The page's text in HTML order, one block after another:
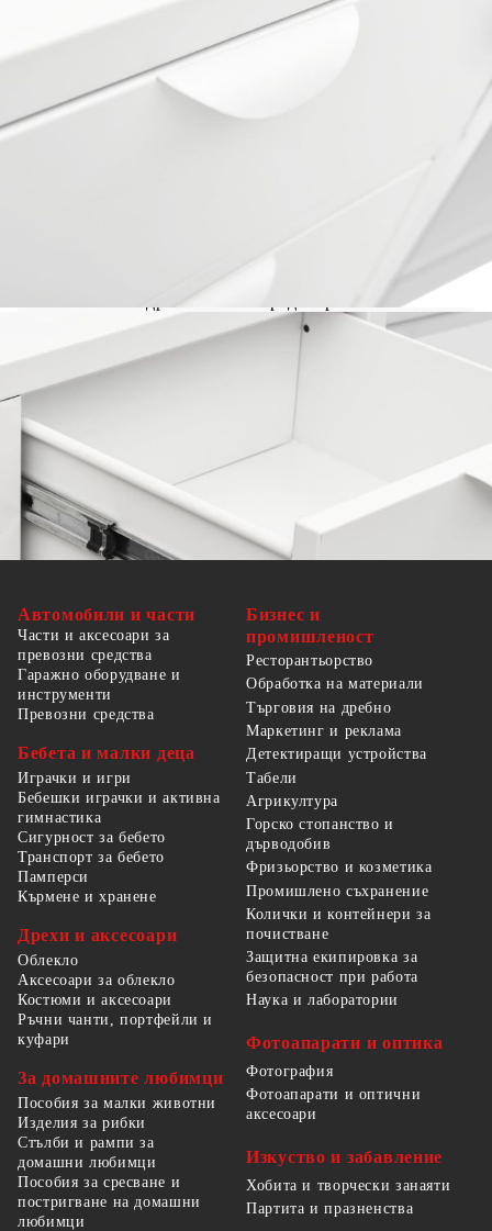
С повдигащи крачета на дъното
Товароносимост на рафт: 15 кг
Товароносимост на чекмедже: 20 кг
използва с предоставената приставка за стена
Legal Documents:
Повече подробности за предотвратяване на
преобръщането на вашите мебели можете да
намерите
Автомобили и части
Части и аксесоари за
превозни средства
Гаражно оборудване и
инструменти
Превозни средства
Бебета и малки деца
Играчки и игри
Бебешки играчки и активна
гимнастика
Сигурност за бебето
Транспорт за бебето
Памперси
Кърмене и хранене
Дрехи и аксесоари
Облекло
Аксесоари за облекло
Костюми и аксесоари
Ръчни чанти, портфейли и
куфари
За домашните любимци
Пособия за малки животни
Изделия за рибки
Стълби и рампи за
домашни любимци
Пособия за сресване и
постригване на домашни
любимци
Бизнес и
промишленост
Ресторантьорство
Обработка на материали
Търговия на дребно
Маркетинг и реклама
Детектиращи устройства
Табели
Агрикултура
Горско стопанство и
дърводобив
Фризьорство и козметика
Промишлено съхранение
Колички и контейнери за
почистване
Защитна екипировка за
безопасност при работа
Наука и лаборатории
Фотоапарати и оптика
Фотография
Фотоапарати и оптични
аксесоари
Изкуство и забавление
Хобита и творчески занаяти
Партита и празненства